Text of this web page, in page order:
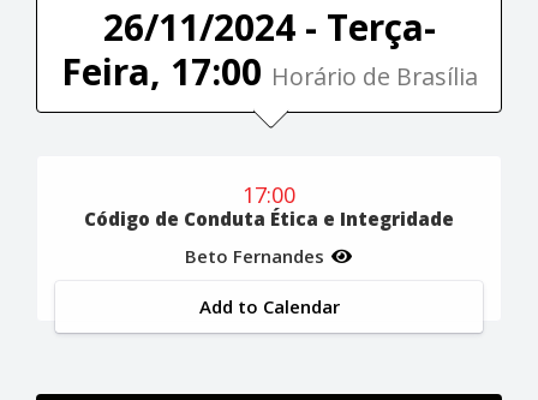
26/11/2024 - Terça-
Feira, 17:00 Horário de Brasília
17:00
Código de Conduta Ética e Integridade
Beto Fernandes
Add to Calendar